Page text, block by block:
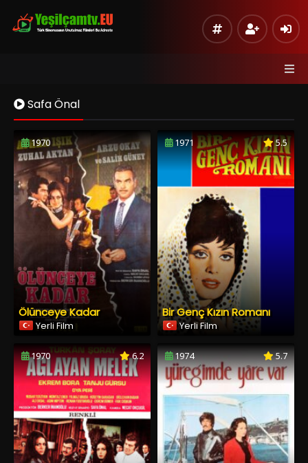
Safa Önal
1970
Ölünceye Kadar
Yerli Film
1971 5.5
Bir Genç Kızın Romanı
Yerli Film
1970 6.2 1974 5.7